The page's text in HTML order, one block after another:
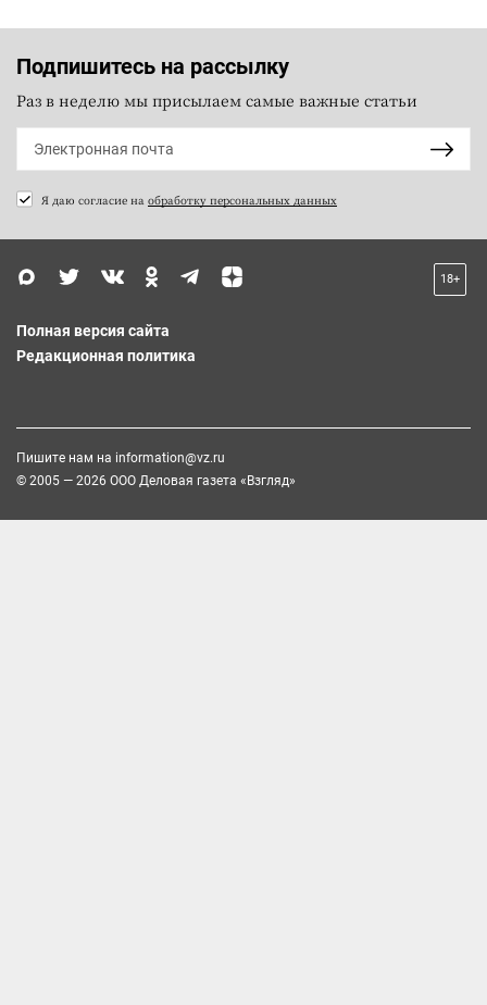
Подпишитесь на рассылку
Раз в неделю мы присылаем самые важные статьи
Я даю согласие на обработку персональных данных
18+
Полная версия сайта
Редакционная политика
Пишите нам на information@vz.ru
© 2005 — 2026 ООО Деловая газета «Взгляд»